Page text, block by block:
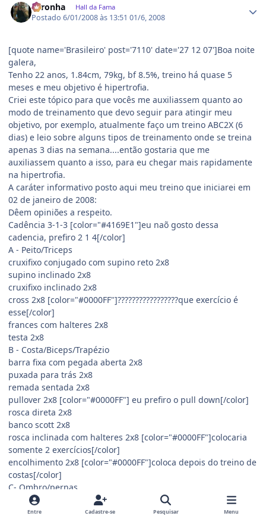
coronha Hall da Fama
Postado6/01/2008 às 13:5101/6, 2008
[quote name='Brasileiro' post='7110' date='27 12 07']Boa noite
galera,
Tenho 22 anos, 1.84cm, 79kg, bf 8.5%, treino há quase 5
meses e meu objetivo é hipertrofia.
Criei este tópico para que vocês me auxiliassem quanto ao
modo de treinamento que devo seguir para atingir meu
objetivo, por exemplo, atualmente faço um treino ABC2X (6
dias) e leio sobre alguns tipos de treinamento onde se treina
apenas 3 dias na semana....então gostaria que me
auxiliassem quanto a isso, para eu chegar mais rapidamente
na hipertrofia.
A caráter informativo posto aqui meu treino que iniciarei em
02 de janeiro de 2008:
Dêem opiniões a respeito.
Cadência 3-1-3 [color="#4169E1"]eu naõ gosto dessa
cadencia, prefiro 2 1 4[/color]
A - Peito/Triceps
cruxifixo conjugado com supino reto 2x8
supino inclinado 2x8
cruxifixo inclinado 2x8
cross 2x8 [color="#0000FF"]?????????????????que exercício é
esse[/color]
frances com halteres 2x8
testa 2x8
B - Costa/Biceps/Trapézio
barra fixa com pegada aberta 2x8
puxada para trás 2x8
remada sentada 2x8
pullover 2x8 [color="#0000FF"] eu prefiro o pull down[/color]
rosca direta 2x8
banco scott 2x8
rosca inclinada com halteres 2x8 [color="#0000FF"]colocaria
somente 2 exercícios[/color]
encolhimento 2x8 [color="#0000FF"]coloca depois do treino de
costas[/color]
C- Ombro/pernas
desenvolvimento em pé com halteres 2x8
elevação lateral no banco inclinado 2x8
Entre Cadastre-se Pesquisar Menu